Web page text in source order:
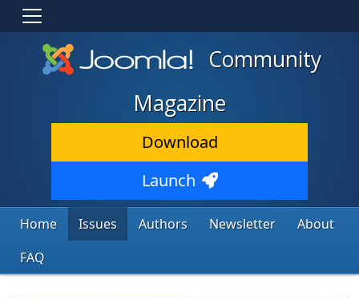
Community
Magazine
Download
Launch
Home Issues Authors Newsletter
About
FAQ